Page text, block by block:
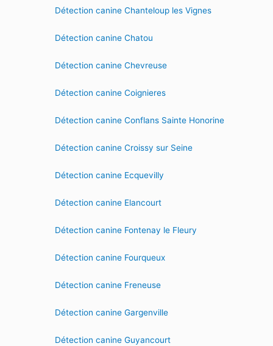
Détection canine Chanteloup les Vignes
Détection canine Chatou
Détection canine Chevreuse
Détection canine Coignieres
Détection canine Conflans Sainte Honorine
Détection canine Croissy sur Seine
Détection canine Ecquevilly
Détection canine Elancourt
Détection canine Fontenay le Fleury
Détection canine Fourqueux
Détection canine Freneuse
Détection canine Gargenville
Détection canine Guyancourt